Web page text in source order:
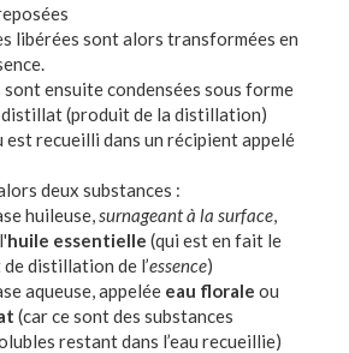
libérées sont alors transformées en
sont ensuite condensées sous forme
(produit de la distillation)
est recueilli dans un récipient appelé
deux substances :
huileuse,surnageant à la surface,
huile essentielle (qui est en fait le
distillation de l’essence)
aqueuse, appelée eau florale ou
(car ce sont des substances
restant dans l’eau recueillie)